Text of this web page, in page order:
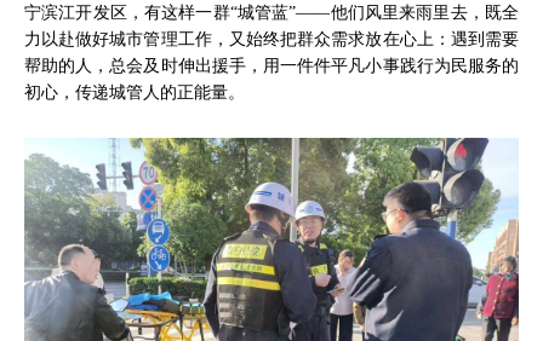
宁滨江开发区，有这样一群“城管蓝”——他们风里来雨里去，既全
力以赴做好城市管理工作，又始终把群众需求放在心上：遇到需要
帮助的人，总会及时伸出援手，用一件件平凡小事践行为民服务的
初心，传递城管人的正能量。